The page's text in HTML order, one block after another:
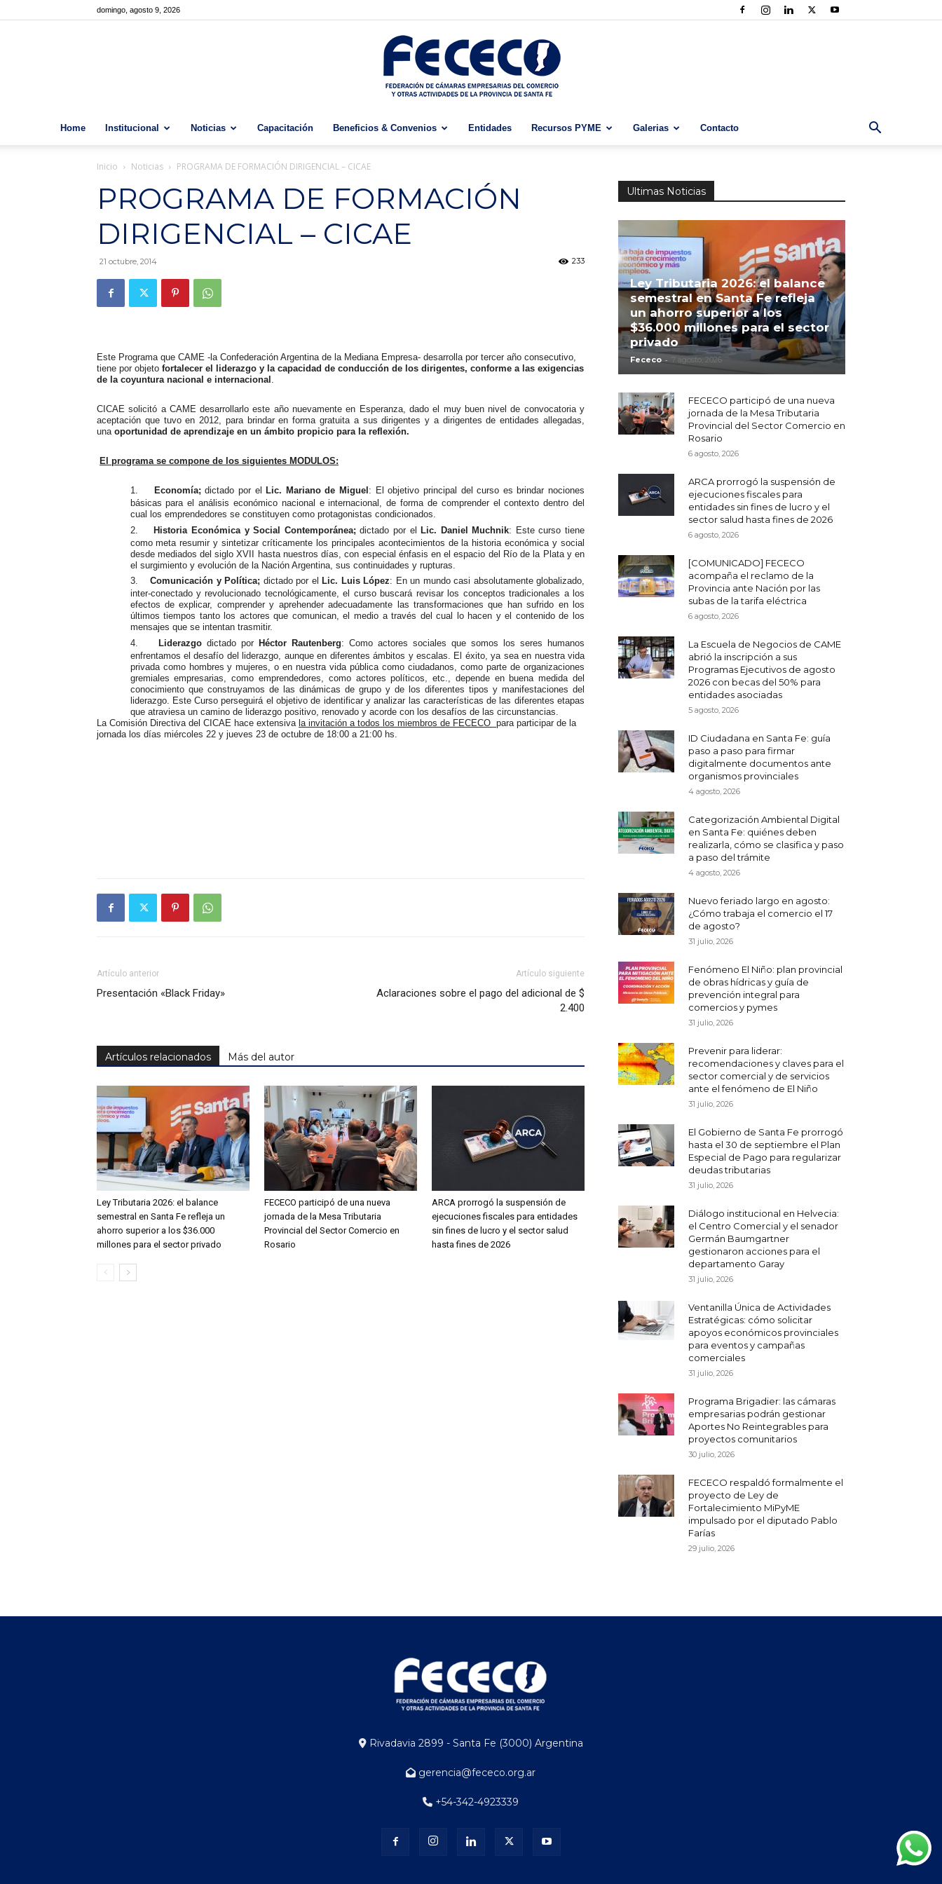
domingo, agosto 9, 2026
Home Institucional Noticias Capacitación Beneficios & Convenios Entidades Recursos PYME Galerias Contacto
Inicio Noticias PROGRAMA DE FORMACIÓN DIRIGENCIAL – CICAE
PROGRAMA DE FORMACIÓN
DIRIGENCIAL – CICAE
21 octubre, 2014 233
Este Programa que CAME -la Confederación Argentina de la Mediana Empresa- desarrolla por tercer año consecutivo,
tiene por objeto fortalecer el liderazgo y la capacidad de conducción de los dirigentes, conforme a las exigencias
de la coyuntura nacional e internacional .
CICAE solicitó a CAME desarrollarlo este año nuevamente en Esperanza, dado el muy buen nivel de convocatoria y
aceptación que tuvo en 2012, para brindar en forma gratuita a sus dirigentes y a dirigentes de entidades allegadas,
una oportunidad de aprendizaje en un ámbito propicio para la reflexión.
El programa se compone de los siguientes MODULOS:
1. Economía;dictado por el Lic. Mariano de Miguel : El objetivo principal del curso es brindar nociones
básicas para el análisis económico nacional e internacional, de forma de comprender el contexto dentro del
cual los emprendedores se constituyen como protagonistas condicionados.
2.
Historia Económica y Social Contemporánea;dictado por el Lic. Daniel Muchnik: Este curso tiene
como meta resumir y sintetizar críticamente los principales acontecimientos de la historia económica y social
desde mediados del siglo XVII hasta nuestros días, con especial énfasis en el espacio del Río de la Plata y en
el surgimiento y evolución de la Nación Argentina, sus continuidades y rupturas.
3.
Comunicación y Política; dictado por el Lic. Luis López: En un mundo casi absolutamente globalizado,
inter-conectado y revolucionado tecnológicamente, el curso buscará revisar los conceptos tradicionales a los
efectos de explicar, comprender y aprehender adecuadamente las transformaciones que han sufrido en los
últimos tiempos tanto los actores que comunican, el medio a través del cual lo hacen y el contenido de los
mensajes que se intentan trasmitir.
4.
Liderazgodictado por Héctor Rautenberg: Como actores sociales que somos los seres humanos
enfrentamos el desafío del liderazgo, aunque en diferentes ámbitos y escalas. El éxito, ya sea en nuestra vida
privada como hombres y mujeres, o en nuestra vida pública como ciudadanos, como parte de organizaciones
gremiales empresarias, como emprendedores, como actores políticos, etc., depende en buena medida del
conocimiento que construyamos de las dinámicas de grupo y de los diferentes tipos y manifestaciones del
liderazgo. Este Curso perseguirá el objetivo de identificar y analizar las características de las diferentes etapas
que atraviesa un camino de liderazgo positivo, renovado y acorde con los desafíos de las circunstancias.
La Comisión Directiva del CICAE hace extensiva la invitación a todos los miembros de FECECO para participar de la
jornada los días miércoles 22 y jueves 23 de octubre de 18:00 a 21:00 hs.
Artículo anterior
Presentación «Black Friday»
Artículo siguiente
Aclaraciones sobre el pago del adicional de $
2.400
Artículos relacionados Más del autor
Ley Tributaria 2026: el balance
semestral en Santa Fe refleja un
ahorro superior a los $36.000
millones para el sector privado
FECECO participó de una nueva
jornada de la Mesa Tributaria
Provincial del Sector Comercio en
Rosario
ARCA prorrogó la suspensión de
ejecuciones fiscales para entidades
sin fines de lucro y el sector salud
hasta fines de 2026
Ultimas Noticias
Ley Tributaria 2026: el balance
semestral en Santa Fe refleja
un ahorro superior a los
$36.000 millones para el sector
privado
Fececo - 7 agosto, 2026
FECECO participó de una nueva
jornada de la Mesa Tributaria
Provincial del Sector Comercio en
Rosario
6 agosto, 2026
ARCA prorrogó la suspensión de
ejecuciones fiscales para
entidades sin fines de lucro y el
sector salud hasta fines de 2026
6 agosto, 2026
[COMUNICADO] FECECO
acompaña el reclamo de la
Provincia ante Nación por las
subas de la tarifa eléctrica
6 agosto, 2026
La Escuela de Negocios de CAME
abrió la inscripción a sus
Programas Ejecutivos de agosto
2026 con becas del 50% para
entidades asociadas
5 agosto, 2026
ID Ciudadana en Santa Fe: guía
paso a paso para firmar
digitalmente documentos ante
organismos provinciales
4 agosto, 2026
Categorización Ambiental Digital
en Santa Fe: quiénes deben
realizarla, cómo se clasifica y paso
a paso del trámite
4 agosto, 2026
Nuevo feriado largo en agosto:
¿Cómo trabaja el comercio el 17
de agosto?
31 julio, 2026
Fenómeno El Niño: plan provincial
de obras hídricas y guía de
prevención integral para
comercios y pymes
31 julio, 2026
Prevenir para liderar:
recomendaciones y claves para el
sector comercial y de servicios
ante el fenómeno de El Niño
31 julio, 2026
El Gobierno de Santa Fe prorrogó
hasta el 30 de septiembre el Plan
Especial de Pago para regularizar
deudas tributarias
31 julio, 2026
Diálogo institucional en Helvecia:
el Centro Comercial y el senador
Germán Baumgartner
gestionaron acciones para el
departamento Garay
31 julio, 2026
Ventanilla Única de Actividades
Estratégicas: cómo solicitar
apoyos económicos provinciales
para eventos y campañas
comerciales
31 julio, 2026
Programa Brigadier: las cámaras
empresarias podrán gestionar
Aportes No Reintegrables para
proyectos comunitarios
30 julio, 2026
FECECO respaldó formalmente el
proyecto de Ley de
Fortalecimiento MiPyME
impulsado por el diputado Pablo
Farías
29 julio, 2026
Rivadavia 2899 - Santa Fe (3000) Argentina
gerencia@fececo.org.ar
+54-342-4923339